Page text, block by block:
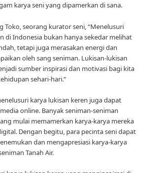
karya seni yang dipamerkan di sana.
Toko, seorang kurator seni, “Menelusuri
di Indonesia bukan hanya sekedar melihat
tetapi juga merasakan energi dan
oleh sang seniman. Lukisan-lukisan
sumber inspirasi dan motivasi bagi kita
sehari-hari.”
karya lukisan keren juga dapat
online. Banyak seniman-seniman
mulai memamerkan karya-karya mereka
Dengan begitu, para pecinta seni dapat
dan mengapresiasi karya-karya
Tanah Air.